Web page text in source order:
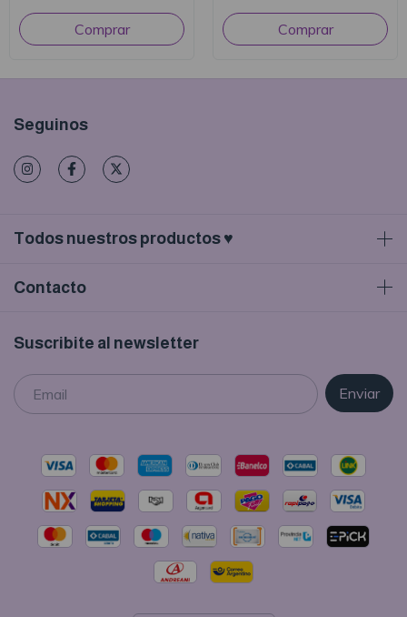
Seguinos
Todos nuestros productos ♥
Contacto
Suscribite al newsletter